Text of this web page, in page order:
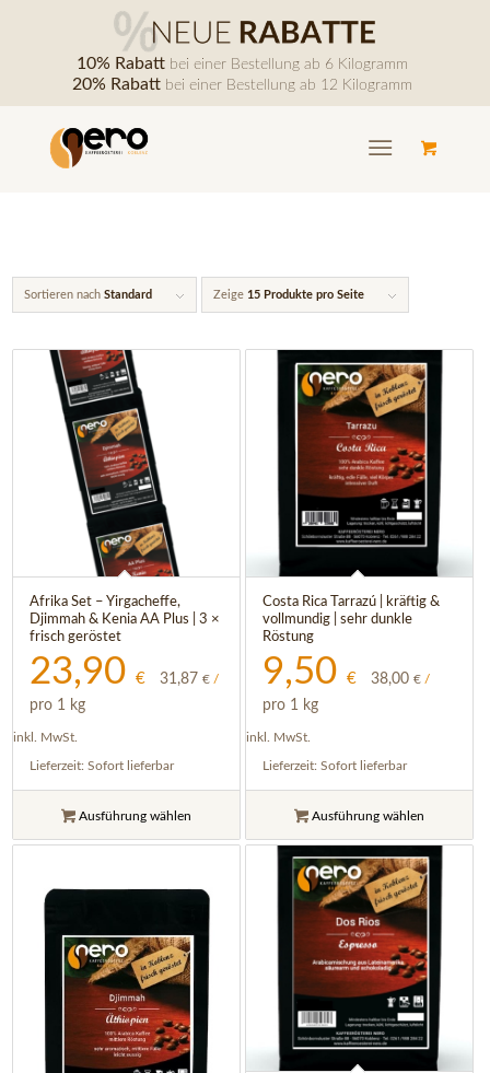
10% Rabatt bei einer Bestellung ab 6 Kilogramm
20% Rabatt bei einer Bestellung ab 12 Kilogramm
Sortieren nachStandard Zeige 15 Produkte pro Seite
Afrika Set – Yirgacheffe,
Djimmah & Kenia AA Plus | 3 ×
frisch geröstet
23,90€ 31,87€ /
pro 1 kg
inkl. MwSt.
Lieferzeit:Sofort lieferbar
Ausführung wählen
Costa Rica Tarrazú | kräftig &
vollmundig | sehr dunkle
Röstung
9,50 € 38,00 €/
pro 1 kg
inkl. MwSt.
Lieferzeit: Sofort lieferbar
Ausführung wählen